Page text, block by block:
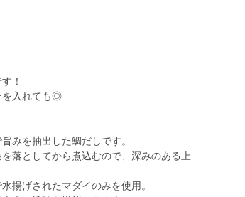
！
を入れても◎
みを抽出した鯛だしです。
落としてから煮込むので、深みのある上
揚げされたマダイのみを使用。